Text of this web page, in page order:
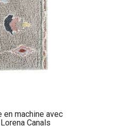
en machine avec
Canals